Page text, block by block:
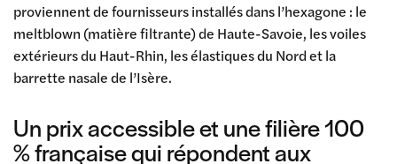
proviennent de fournisseurs installés dans l’hexagone : le
meltblown (matière filtrante) de Haute-Savoie, les voiles
extérieurs du Haut-Rhin, les élastiques du Nord et la
barrette nasale de l’Isère.
Un prix accessible et une filière 100
% française qui répondent aux